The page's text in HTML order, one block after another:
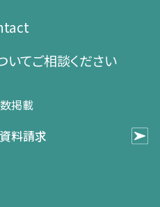
て​ご相談ください​
掲載
資料請求